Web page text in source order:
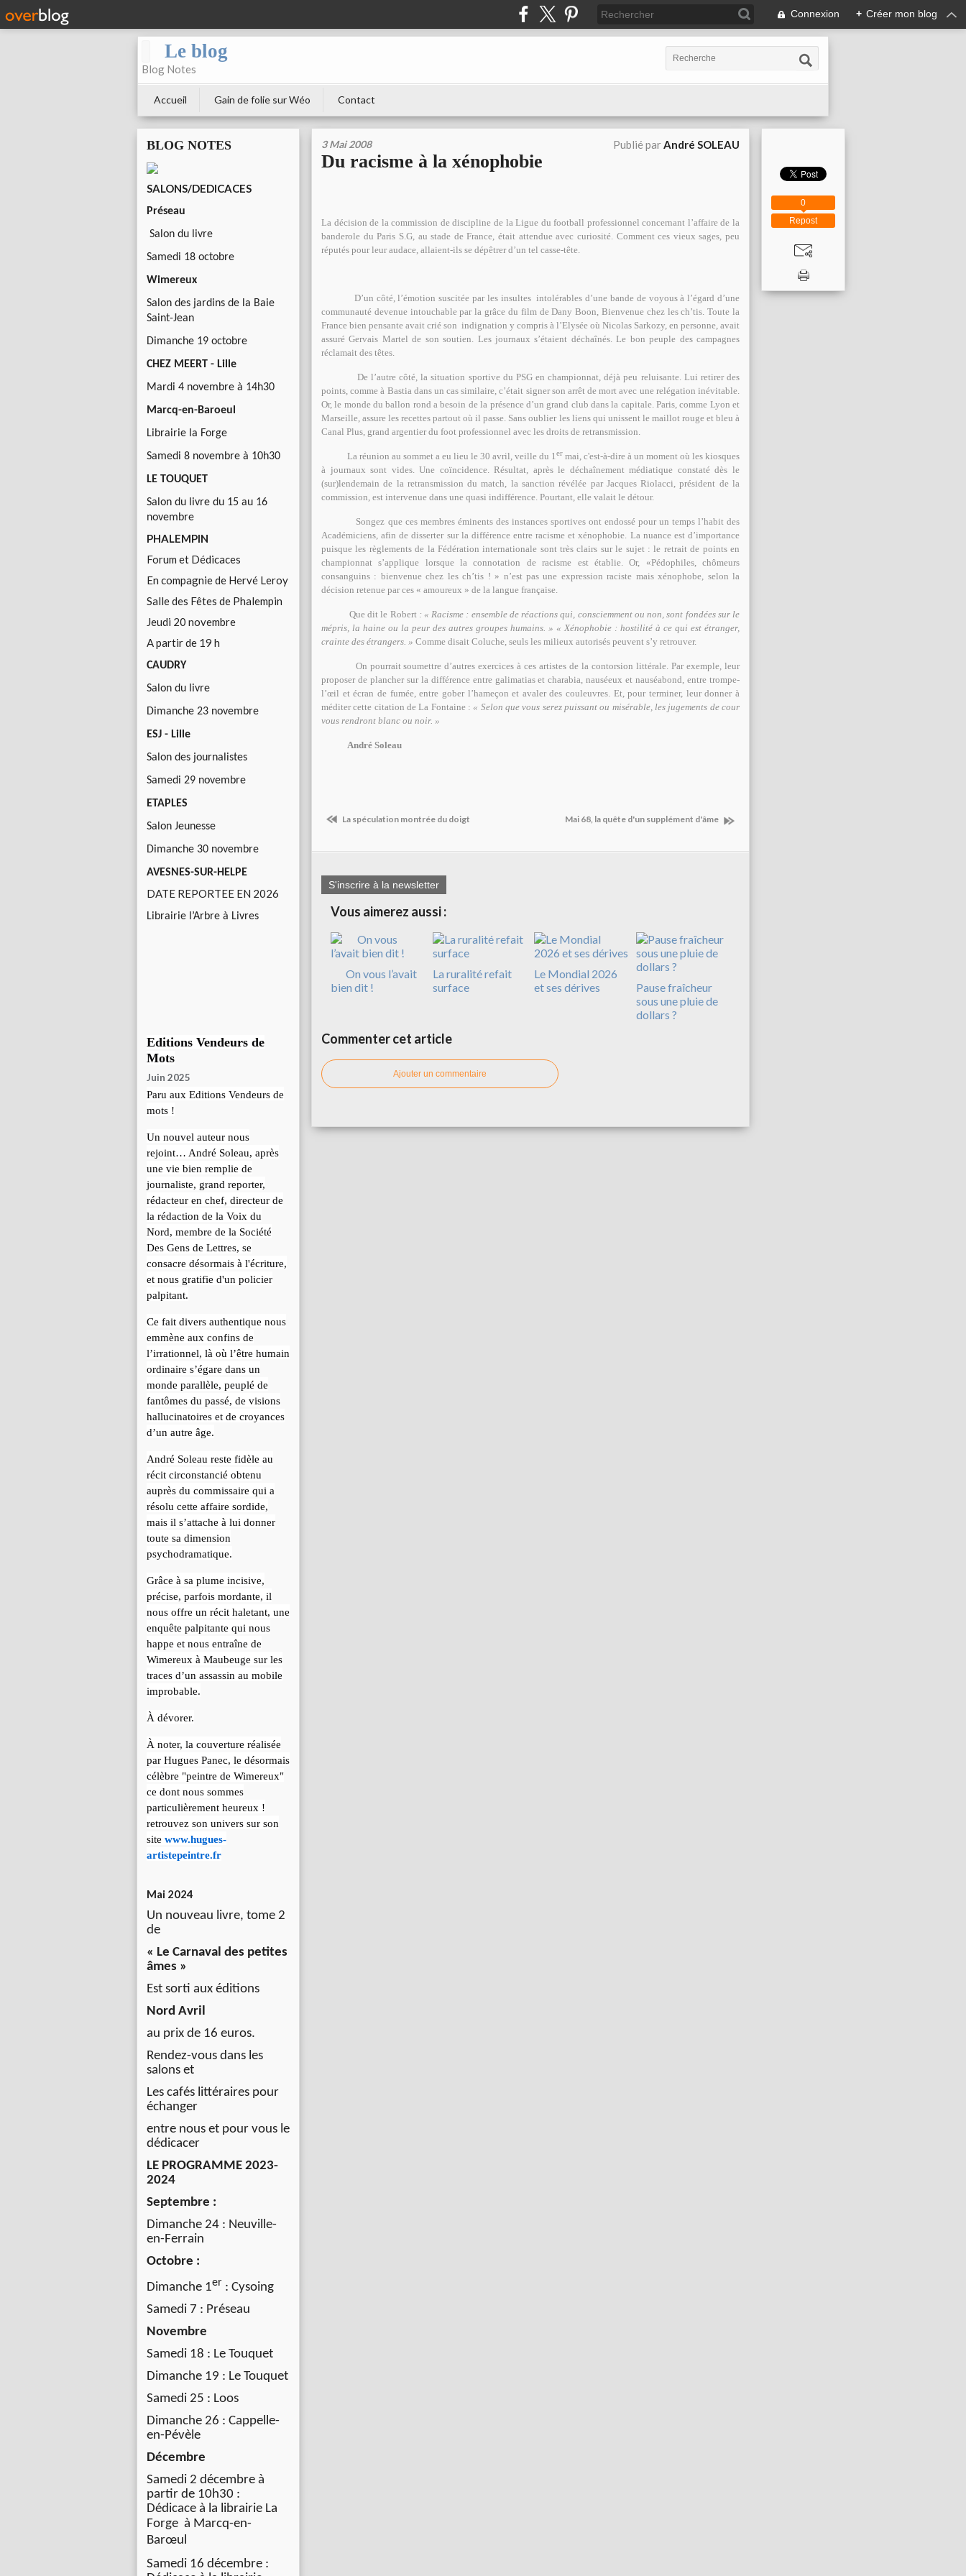
Connexion + Créer mon blog
Le blog
Blog Notes
Accueil Gain de folie sur Wéo Contact
BLOG NOTES
SALONS/DEDICACES
Préseau
Salon du livre
Samedi 18 octobre
Wimereux
Salon des jardins de la Baie
Saint-Jean
Dimanche 19 octobre
CHEZ MEERT - Lille
Mardi 4 novembre à 14h30
Marcq-en-Baroeul
Librairie la Forge
Samedi 8 novembre à 10h30
LE TOUQUET
Salon du livre du 15 au 16
novembre
PHALEMPIN
Forum et Dédicaces
En compagnie de Hervé Leroy
Salle des Fêtes de Phalempin
Jeudi 20 novembre
A partir de 19 h
CAUDRY
Salon du livre
Dimanche 23 novembre
ESJ - Lille
Salon des journalistes
Samedi 29 novembre
ETAPLES
Salon Jeunesse
Dimanche 30 novembre
AVESNES-SUR-HELPE
DATE REPORTEE EN 2026
Librairie l’Arbre à Livres
Editions Vendeurs de
Mots
Juin 2025
Paru aux Editions Vendeurs de
mots !
Un nouvel auteur nous
rejoint… André Soleau, après
une vie bien remplie de
journaliste, grand reporter,
rédacteur en chef, directeur de
la rédaction de la Voix du
Nord, membre de la Société
Des Gens de Lettres, se
consacre désormais à l'écriture,
et nous gratifie d'un policier
palpitant.
Ce fait divers authentique nous
emmène aux confins de
l’irrationnel, là où l’être humain
ordinaire s’égare dans un
monde parallèle, peuplé de
fantômes du passé, de visions
hallucinatoires et de croyances
d’un autre âge.
André Soleau reste fidèle au
récit circonstancié obtenu
auprès du commissaire qui a
résolu cette affaire sordide,
mais il s’attache à lui donner
toute sa dimension
psychodramatique.
Grâce à sa plume incisive,
précise, parfois mordante, il
nous offre un récit haletant, une
enquête palpitante qui nous
happe et nous entraîne de
Wimereux à Maubeuge sur les
traces d’un assassin au mobile
improbable.
À dévorer.
À noter, la couverture réalisée
par Hugues Panec, le désormais
célèbre "peintre de Wimereux"
ce dont nous sommes
particulièrement heureux !
retrouvez son univers sur son
site www.hugues-
artistepeintre.fr
Mai 2024
Un nouveau livre, tome 2
de
« Le Carnaval des petites
âmes »
Est sorti aux éditions
Nord Avril
au prix de 16 euros.
Rendez-vous dans les
salons et
Les cafés littéraires pour
échanger
entre nous et pour vous le
dédicacer
LE PROGRAMME 2023-
2024
Septembre :
Dimanche 24 : Neuville-
en-Ferrain
Octobre :
Dimanche 1er : Cysoing
Samedi 7 : Préseau
Novembre
Samedi 18 : Le Touquet
Dimanche 19 : Le Touquet
Samedi 25 : Loos
Dimanche 26 : Cappelle-
en-Pévèle
Décembre
Samedi 2 décembre à
partir de 10h30 :
Dédicace à la librairie La
Forge à Marcq-en-
Barœul
Samedi 16 décembre :
3 Mai 2008 Publié parAndré SOLEAU
Du racisme à la xénophobie
La décision de la commission de discipline de la Ligue du football professionnel concernant l’affaire de la
banderole du Paris S.G, au stade de France, était attendue avec curiosité. Comment ces vieux sages, peu
réputés pour leur audace, allaient-ils se dépêtrer d’un tel casse-tête.
D’un côté, l’émotion suscitée par les insultes intolérables d’une bande de voyous à l’égard d’une
communauté devenue intouchable par la grâce du film de Dany Boon, Bienvenue chez les ch’tis. Toute la
France bien pensante avait crié son indignation y compris à l’Elysée où Nicolas Sarkozy, en personne, avait
assuré Gervais Martel de son soutien. Les journaux s’étaient déchaînés. Le bon peuple des campagnes
réclamait des têtes.
De l’autre côté, la situation sportive du PSG en championnat, déjà peu reluisante. Lui retirer des
points, comme à Bastia dans un cas similaire, c’était signer son arrêt de mort avec une relégation inévitable.
Or, le monde du ballon rond a besoin de la présence d’un grand club dans la capitale. Paris, comme Lyon et
Marseille, assure les recettes partout où il passe. Sans oublier les liens qui unissent le maillot rouge et bleu à
Canal Plus, grand argentier du foot professionnel avec les droits de retransmission.
La réunion au sommet a eu lieu le 30 avril, veille du 1er mai, c'est-à-dire à un moment où les kiosques
à journaux sont vides. Une coïncidence. Résultat, après le déchaînement médiatique constaté dès le
(sur)lendemain de la retransmission du match, la sanction révélée par Jacques Riolacci, président de la
commission, est intervenue dans une quasi indifférence. Pourtant, elle valait le détour.
Songez que ces membres éminents des instances sportives ont endossé pour un temps l’habit des
Académiciens, afin de disserter sur la différence entre racisme et xénophobie. La nuance est d’importance
puisque les règlements de la Fédération internationale sont très clairs sur le sujet : le retrait de points en
championnat s’applique lorsque la connotation de racisme est établie. Or, «Pédophiles, chômeurs
consanguins : bienvenue chez les ch’tis ! » n’est pas une expression raciste mais xénophobe, selon la
décision retenue par ces « amoureux » de la langue française.
Que dit le Robert : « Racisme : ensemble de réactions qui, consciemment ou non, sont fondées sur le
mépris, la haine ou la peur des autres groupes humains. » « Xénophobie : hostilité à ce qui est étranger,
crainte des étrangers. » Comme disait Coluche, seuls les milieux autorisés peuvent s’y retrouver.
On pourrait soumettre d’autres exercices à ces artistes de la contorsion littérale. Par exemple, leur
proposer de plancher sur la différence entre galimatias et charabia, nauséeux et nauséabond, entre trompe-
l’œil et écran de fumée, entre gober l’hameçon et avaler des couleuvres. Et, pour terminer, leur donner à
méditer cette citation de La Fontaine : « Selon que vous serez puissant ou misérable, les jugements de cour
vous rendront blanc ou noir. »
André Soleau
La spéculation montrée du doigt Mai 68, la quête d'un supplément d'âme
S'inscrire à la newsletter
Vous aimerez aussi :
On vous l’avait
bien dit !
La ruralité refait
surface
Le Mondial 2026
et ses dérives
Pause fraîcheur
sous une pluie de
dollars ?
Commenter cet article
Ajouter un commentaire
Repost
0